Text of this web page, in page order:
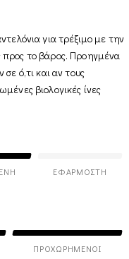
για τρέξιμο με την
το βάρος. Προηγμένα
ό,τι και αν τους
βιολογικές ίνες
ΕΦΑΡΜΟΣΤΉ
ΠΡΟΧΩΡΗΜΈΝΟΙ